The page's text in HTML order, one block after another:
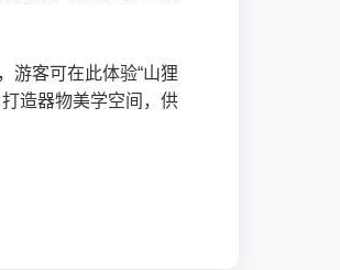
游客可在此体验“山狸
造器物美学空间，供